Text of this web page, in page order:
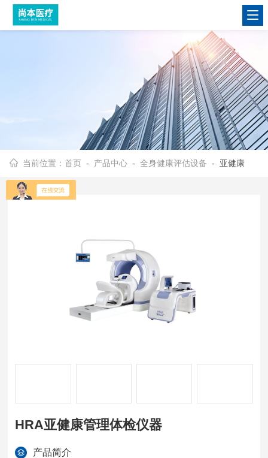
当前位置：首页 - 产品中心 -全身健康评估设备 - 亚健康
HRA亚健康管理体检仪器
产品简介